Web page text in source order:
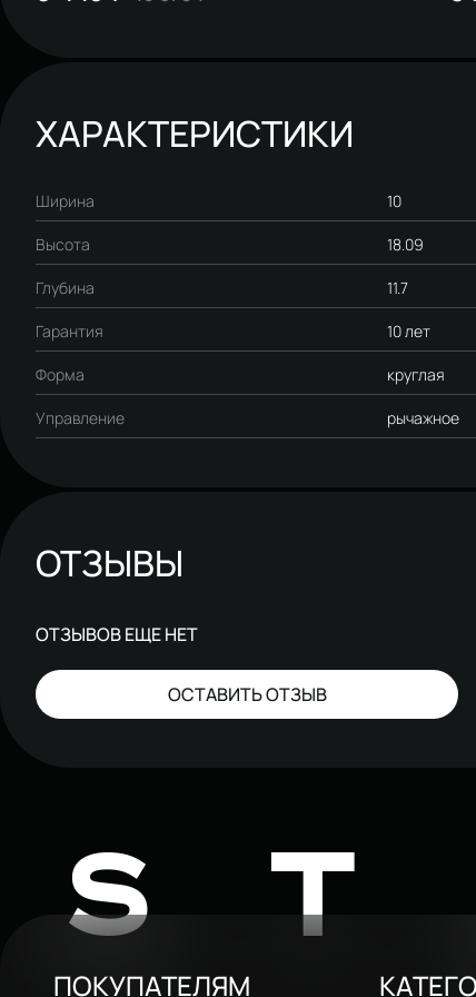
ХАРАКТЕРИСТИКИ
Ширина 10
Высота 18.09
Глубина 11.7
Гарантия 10 лет
Форма круглая
Управление рычажное
ОТЗЫВЫ
ОТЗЫВОВ ЕЩЕ НЕТ
ОСТАВИТЬ ОТЗЫВ
ПОКУПАТЕЛЯМ